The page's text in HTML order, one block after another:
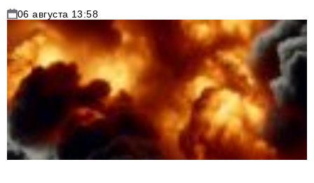
06 августа 13:58